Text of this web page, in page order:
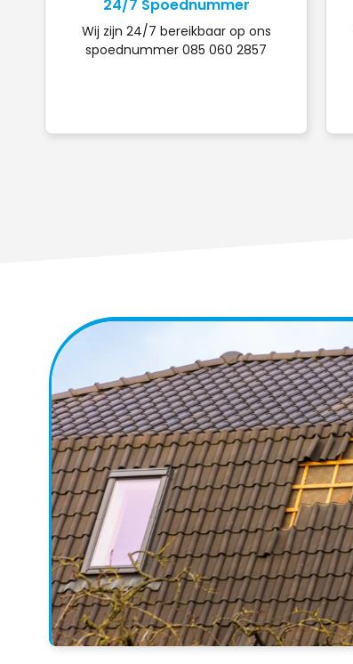
24/7 Spoednummer
Wij zijn 24/7 bereikbaar op ons
spoednummer 085 060 2857